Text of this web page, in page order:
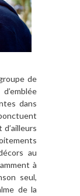
de
dans
au
à
seul,
de la